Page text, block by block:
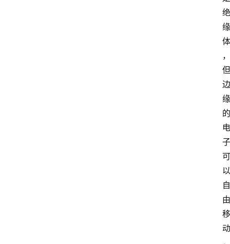
绝
缘
体
，
但
边
缘
的
电
子
可
以
自
由
移
动